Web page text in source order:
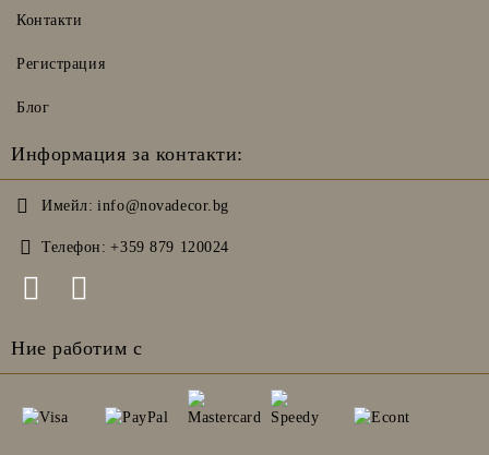
Контакти
Регистрация
Блог
Информация за контакти:
Имейл: info@novadecor.bg
Телефон: +359 879 120024
Ние работим с